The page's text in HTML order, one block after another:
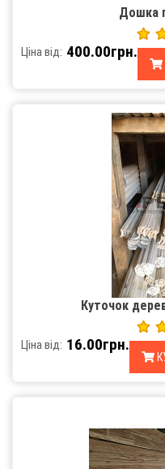
Дошка
Ціна від: 400.00грн.
Куточок
Ціна від: 16.00грн.